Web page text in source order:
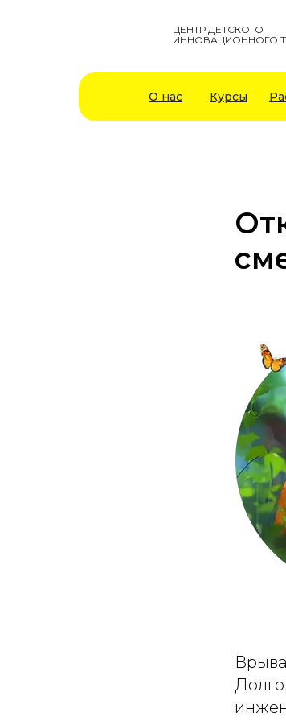
ЦЕНТР ДЕТСКОГО
ИННОВАЦИОННОГО
Курсы
О нас